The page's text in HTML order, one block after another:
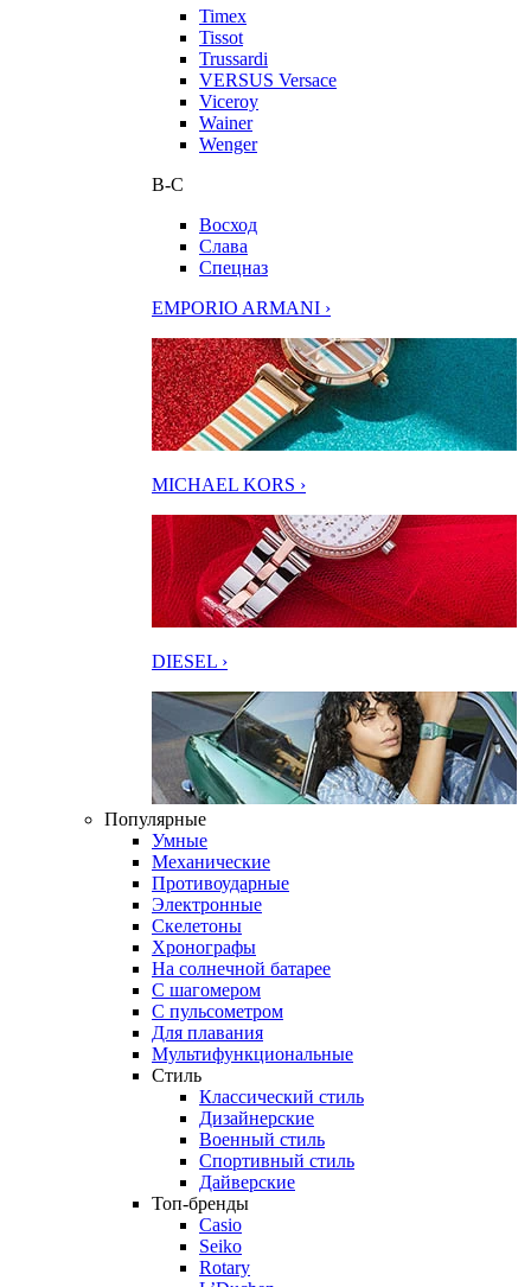
Timex
Tissot
Trussardi
VERSUS Versace
Viceroy
Wainer
Wenger
В-С
Восход
Слава
Спецназ
EMPORIO ARMANI ›
MICHAEL KORS ›
DIESEL ›
Популярные
Умные
Механические
Противоударные
Электронные
Скелетоны
Хронографы
На солнечной батарее
С шагомером
С пульсометром
Для плавания
Мультифункциональные
Стиль
Классический стиль
Дизайнерские
Военный стиль
Спортивный стиль
Дайверские
Топ-бренды
Casio
Seiko
Rotary